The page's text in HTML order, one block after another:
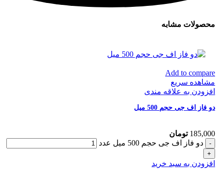
محصولات مشابه
Add to compare
مشاهده سریع
افزودن به علاقه مندی
دو فاز اف جی حجم 500 میل
185,000 تومان
دو فاز اف جی حجم 500 میل عدد
افزودن به سبد خرید